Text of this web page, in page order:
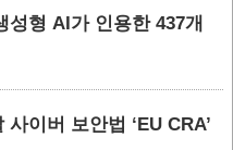
형 AI가 인용한 437개
이버 보안법 ‘EU CRA’